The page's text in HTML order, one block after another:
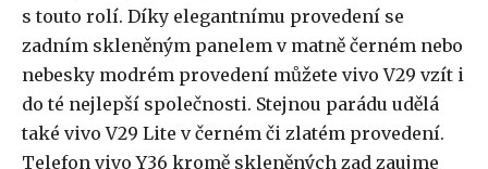
s touto rolí. Díky elegantnímu provedení se
zadním skleněným panelem v matně černém nebo
nebesky modrém provedení můžete vivo V29 vzít i
do té nejlepší společnosti. Stejnou parádu udělá
také vivo V29 Lite v černém či zlatém provedení.
Telefon vivo Y36 kromě skleněných zad zaujme